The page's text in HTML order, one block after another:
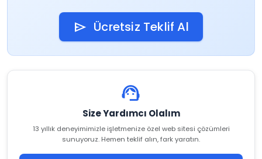
send Ücretsiz Teklif Al
support_agent
Size Yardımcı Olalım
13 yıllık deneyimimizle işletmenize özel web sitesi çözümleri
sunuyoruz. Hemen teklif alın, fark yaratın.